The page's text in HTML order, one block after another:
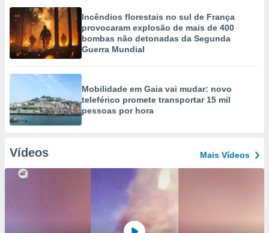
Incêndios florestais no sul de França
provocaram explosão de mais de 400
bombas não detonadas da Segunda
Guerra Mundial
Mobilidade em Gaia vai mudar: novo
teleférico promete transportar 15 mil
pessoas por hora
Vídeos Mais Vídeos